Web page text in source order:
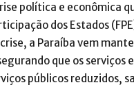
política e econômica
dos Estados
a Paraíba vem
que os serviços
públicos reduzidos,